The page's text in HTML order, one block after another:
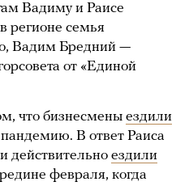
Вадиму и Раисе
регионе семья
Вадим Бредний —
от «Единой
что бизнесмены ездили
В ответ Раиса
действительно ездили
февраля, когда